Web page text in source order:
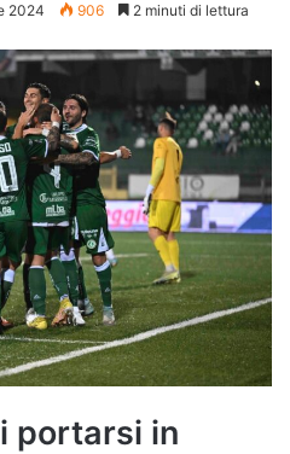
2024 906 2 minuti di lettura
portarsi in